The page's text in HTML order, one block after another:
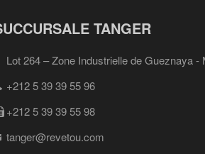
TANGER
Lot 264 – Zone Industrielle de Gueznaya -
+212 5 39 39 55 96
+212 5 39 39 55 98
tanger@revetou.com